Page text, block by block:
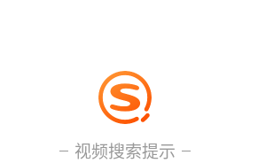
视频搜索提示